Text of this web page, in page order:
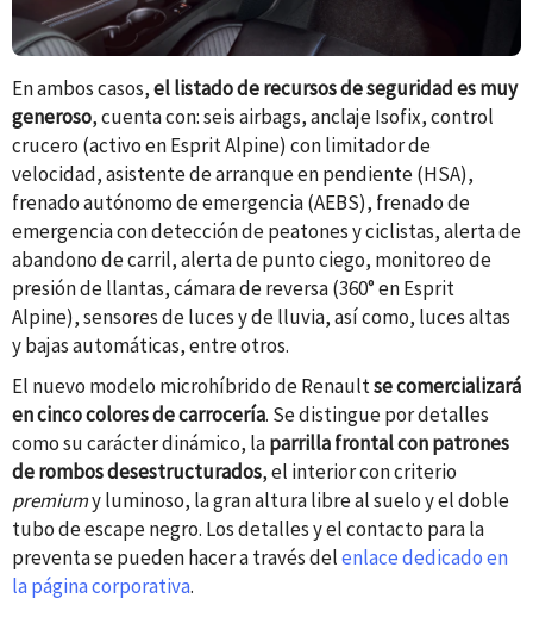
En ambos casos,el listado de recursos de seguridad es muy
generoso, cuenta con: seis airbags, anclaje Isofix, control
crucero (activo en Esprit Alpine) con limitador de
velocidad, asistente de arranque en pendiente (HSA),
frenado autónomo de emergencia (AEBS), frenado de
emergencia con detección de peatones y ciclistas, alerta de
abandono de carril, alerta de punto ciego, monitoreo de
presión de llantas, cámara de reversa (360° en Esprit
Alpine), sensores de luces y de lluvia, así como, luces altas
y bajas automáticas, entre otros.
El nuevo modelo microhíbrido de Renaultse comercializará
en cinco colores de carrocería. Se distingue por detalles
como su carácter dinámico, laparrilla frontal con patrones
de rombos desestructurados, el interior con criterio
premiumy luminoso, la gran altura libre al suelo y el doble
tubo de escape negro. Los detalles y el contacto para la
preventa se pueden hacer a través delenlace dedicado en
la página corporativa.